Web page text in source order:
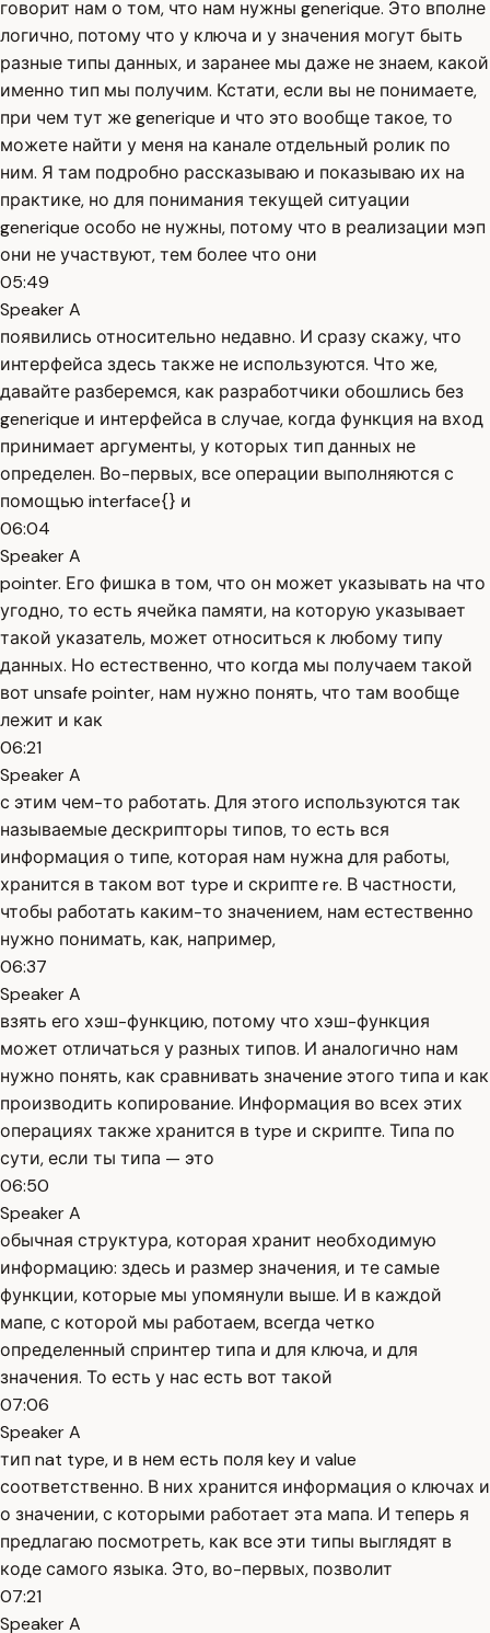
говорит нам о том, что нам нужны generique. Это вполне
логично, потому что у ключа и у значения могут быть
разные типы данных, и заранее мы даже не знаем, какой
именно тип мы получим. Кстати, если вы не понимаете,
при чем тут же generique и что это вообще такое, то
можете найти у меня на канале отдельный ролик по
ним. Я там подробно рассказываю и показываю их на
практике, но для понимания текущей ситуации
generique особо не нужны, потому что в реализации мэп
они не участвуют, тем более что они
05:49
Speaker A
появились относительно недавно. И сразу скажу, что
интерфейса здесь также не используются. Что же,
давайте разберемся, как разработчики обошлись без
generique и интерфейса в случае, когда функция на вход
принимает аргументы, у которых тип данных не
определен. Во-первых, все операции выполняются с
помощью interface{} и
06:04
Speaker A
pointer. Его фишка в том, что он может указывать на что
угодно, то есть ячейка памяти, на которую указывает
такой указатель, может относиться к любому типу
данных. Но естественно, что когда мы получаем такой
вот unsafe pointer, нам нужно понять, что там вообще
лежит и как
06:21
Speaker A
с этим чем-то работать. Для этого используются так
называемые дескрипторы типов, то есть вся
информация о типе, которая нам нужна для работы,
хранится в таком вот type и скрипте re. В частности,
чтобы работать каким-то значением, нам естественно
нужно понимать, как, например,
06:37
Speaker A
взять его хэш-функцию, потому что хэш-функция
может отличаться у разных типов. И аналогично нам
нужно понять, как сравнивать значение этого типа и как
производить копирование. Информация во всех этих
операциях также хранится в type и скрипте. Типа по
сути, если ты типа — это
06:50
Speaker A
обычная структура, которая хранит необходимую
информацию: здесь и размер значения, и те самые
функции, которые мы упомянули выше. И в каждой
мапе, с которой мы работаем, всегда четко
определенный спринтер типа и для ключа, и для
значения. То есть у нас есть вот такой
07:06
Speaker A
тип nat type, и в нем есть поля key и value
соответственно. В них хранится информация о ключах и
о значении, с которыми работает эта мапа. И теперь я
предлагаю посмотреть, как все эти типы выглядят в
коде самого языка. Это, во-первых, позволит
07:21
Speaker A